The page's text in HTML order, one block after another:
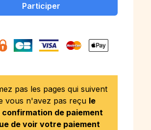
Participer
pas les pages qui suivent
vous n'avez pas reçu le
confirmation de paiement
de voir votre paiement